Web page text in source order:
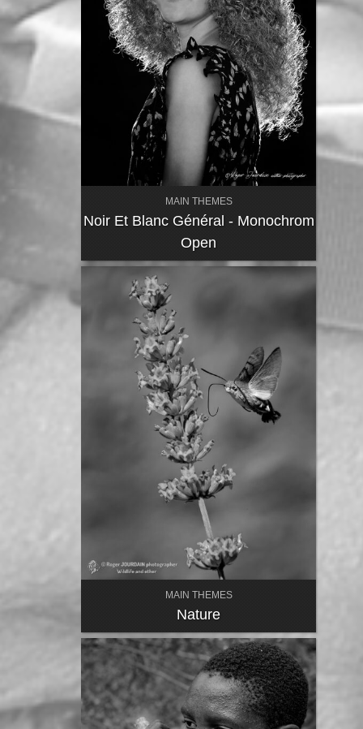
MAIN THEMES
Noir Et Blanc Général - Monochrom
Open
MAIN THEMES
Nature